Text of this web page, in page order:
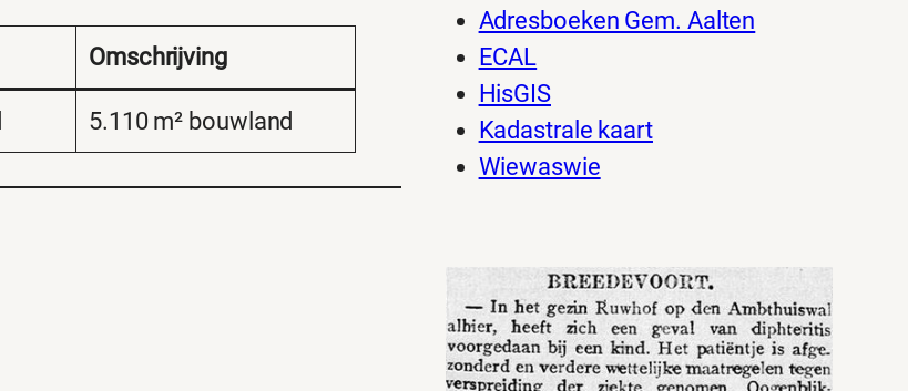
Omschrijving
5.110 m² bouwland
Adresboeken Gem. Aalten
ECAL
HisGIS
Kadastrale kaart
Wiewaswie